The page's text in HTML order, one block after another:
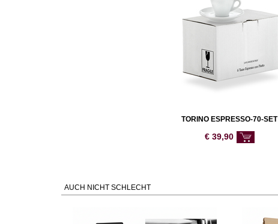
TORINO ESPRESSO-70-SET
€ 39,90
AUCH NICHT SCHLECHT